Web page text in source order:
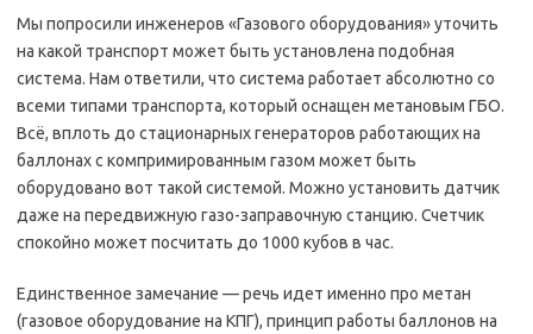
Мы попросили инженеров «Газового оборудования» уточить
на какой транспорт может быть установлена подобная
система. Нам ответили, что система работает абсолютно со
всеми типами транспорта, который оснащен метановым ГБО.
Всё, вплоть до стационарных генераторов работающих на
баллонах с компримированным газом может быть
оборудовано вот такой системой. Можно установить датчик
даже на передвижную газо-заправочную станцию. Счетчик
спокойно может посчитать до 1000 кубов в час.
Единственное замечание — речь идет именно про метан
(газовое оборудование на КПГ), принцип работы баллонов на